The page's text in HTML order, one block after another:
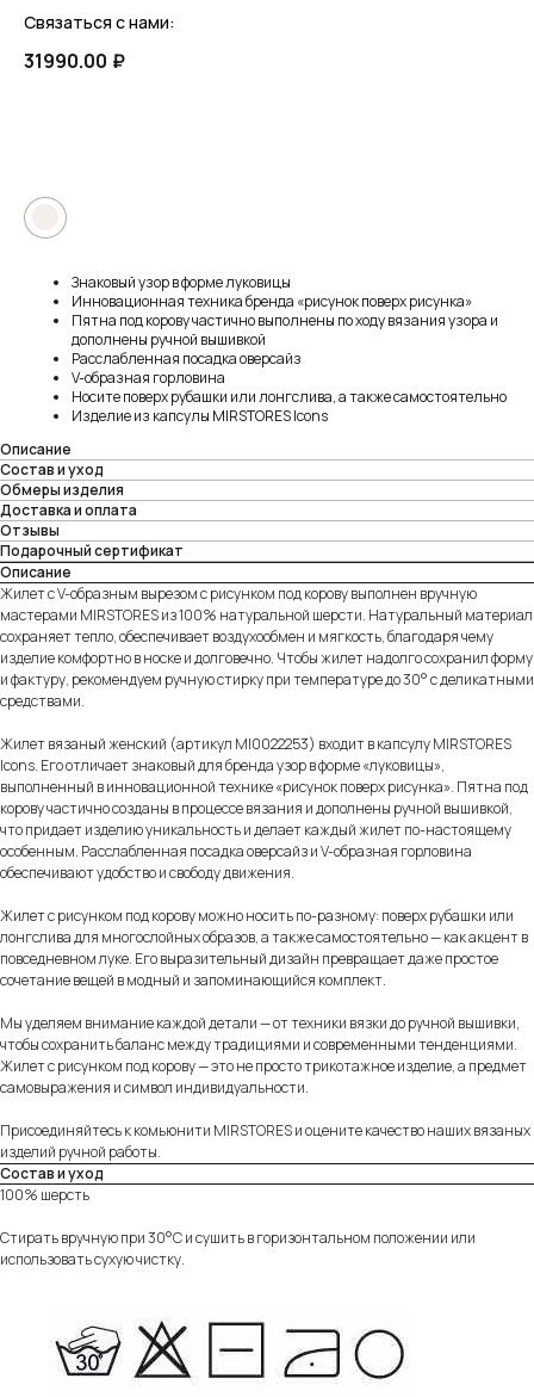
Связаться с нами:
31990.00 ₽
●
Знаковый узор в форме луковицы
Инновационная техника бренда «рисунок поверх рисунка»
Пятна под корову частично выполнены по ходу вязания узора и
дополнены ручной вышивкой
Расслабленная посадка оверсайз
V-образная горловина
Носите поверх рубашки или лонгслива, а также самостоятельно
Изделие из капсулы MIRSTORES Icons
Описание
Состав и уход
Обмеры изделия
Доставка и оплата
Отзывы
Подарочный сертификат
Описание
Жилет с V-образным вырезом с рисунком под корову выполнен вручную
мастерами MIRSTORES из 100% натуральной шерсти. Натуральный материал
сохраняет тепло, обеспечивает воздухообмен и мягкость, благодаря чему
изделие комфортно в носке и долговечно. Чтобы жилет надолго сохранил форму
и фактуру, рекомендуем ручную стирку при температуре до 30° с деликатными
средствами.
Жилет вязаный женский (артикул MI0022253) входит в капсулу MIRSTORES
Icons. Его отличает знаковый для бренда узор в форме «луковицы»,
выполненный в инновационной технике «рисунок поверх рисунка». Пятна под
корову частично созданы в процессе вязания и дополнены ручной вышивкой,
что придает изделию уникальность и делает каждый жилет по-настоящему
особенным. Расслабленная посадка оверсайз и V-образная горловина
обеспечивают удобство и свободу движения.
Жилет с рисунком под корову можно носить по-разному: поверх рубашки или
лонгслива для многослойных образов, а также самостоятельно — как акцент в
повседневном луке. Его выразительный дизайн превращает даже простое
сочетание вещей в модный и запоминающийся комплект.
Мы уделяем внимание каждой детали — от техники вязки до ручной вышивки,
чтобы сохранить баланс между традициями и современными тенденциями.
Жилет с рисунком под корову — это не просто трикотажное изделие, а предмет
самовыражения и символ индивидуальности.
Присоединяйтесь к комьюнити MIRSTORES и оцените качество наших вязаных
изделий ручной работы.
Состав и уход
100% шерсть
Стирать вручную при 30°C и сушить в горизонтальном положении или
использовать сухую чистку.